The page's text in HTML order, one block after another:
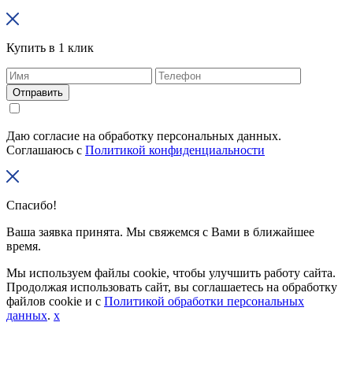
Купить в 1 клик
Отправить
Даю согласие на обработку персональных данных.
Соглашаюсь с Политикой конфиденциальности
Спасибо!
Ваша заявка принята. Мы свяжемся с Вами в ближайшее
время.
Мы используем файлы cookie, чтобы улучшить работу сайта.
Продолжая использовать сайт, вы соглашаетесь на обработку
файлов cookie и с Политикой обработки персональных
данных. x